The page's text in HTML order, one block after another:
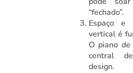
“fechado”.
Espaço e
vertical é
O piano
central
design.